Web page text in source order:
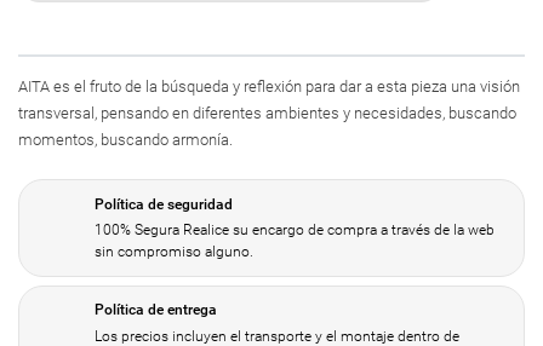
AITA es el fruto de la búsqueda y reflexión para dar a esta pieza una visión
transversal, pensando en diferentes ambientes y necesidades, buscando
momentos, buscando armonía.
Política de seguridad
100% Segura Realice su encargo de compra a través de la web
sin compromiso alguno.
Política de entrega
Los precios incluyen el transporte y el montaje dentro de